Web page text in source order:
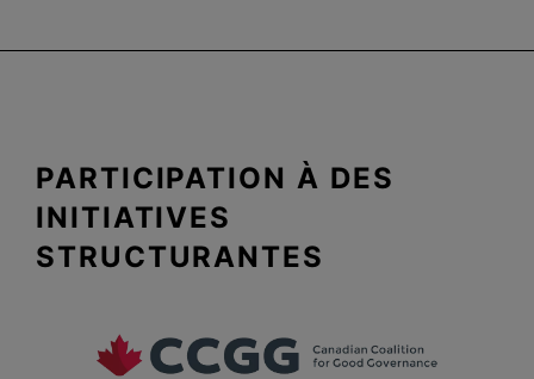
PARTICIPATION À DES
INITIATIVES
STRUCTURANTES